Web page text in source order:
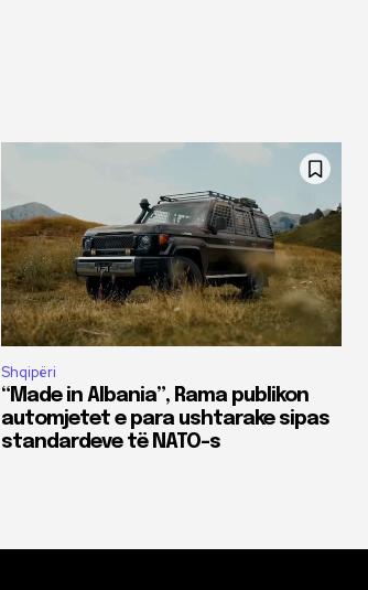
Shqipëri
“Made in Albania”, Rama publikon
automjetet e para ushtarake sipas
standardeve të NATO-s